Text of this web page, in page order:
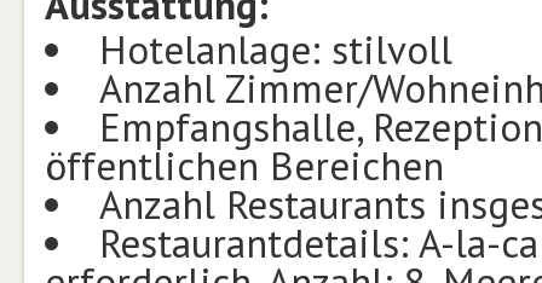
Hotelanlage: stilvoll
Anzahl Zimmer/
Empfangshalle,
öffentlichen Bereichen
Anzahl Restaurants
Restaurantdetails: A-la-